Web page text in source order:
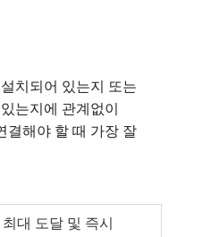
설치되어 있는지 또는
는지에 관계없이
결해야 할 때 가장 잘
최대 도달 및 즉시